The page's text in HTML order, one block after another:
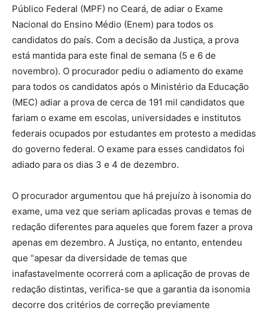
Público Federal (MPF) no Ceará, de adiar o Exame
Nacional do Ensino Médio (Enem) para todos os
candidatos do país. Com a decisão da Justiça, a prova
está mantida para este final de semana (5 e 6 de
novembro). O procurador pediu o adiamento do exame
para todos os candidatos após o Ministério da Educação
(MEC) adiar a prova de cerca de 191 mil candidatos que
fariam o exame em escolas, universidades e institutos
federais ocupados por estudantes em protesto a medidas
do governo federal. O exame para esses candidatos foi
adiado para os dias 3 e 4 de dezembro.
O procurador argumentou que há prejuízo à isonomia do
exame, uma vez que seriam aplicadas provas e temas de
redação diferentes para aqueles que forem fazer a prova
apenas em dezembro. A Justiça, no entanto, entendeu
que “apesar da diversidade de temas que
inafastavelmente ocorrerá com a aplicação de provas de
redação distintas, verifica-se que a garantia da isonomia
decorre dos critérios de correção previamente